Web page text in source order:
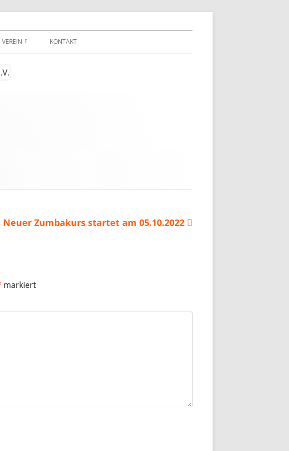
VEREIN KONTAKT
Nächster
Neuer Zumbakurs startet am 05.10.2022
markiert